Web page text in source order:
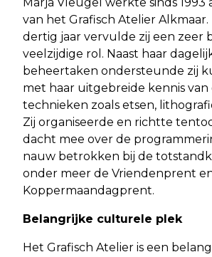
van het Grafisch Atelier
dertig jaar vervulde zij een zeer
veelzijdige rol. Naast haar
beheertaken ondersteunde zij
met haar uitgebreide kennis van
technieken zoals etsen,
Zij organiseerde en richtte
dacht mee over de
nauw betrokken bij de
onder meer de Vriendenprent
Koppermaandagprent.
Belangrijke culturele plek
Het Grafisch Atelier is een